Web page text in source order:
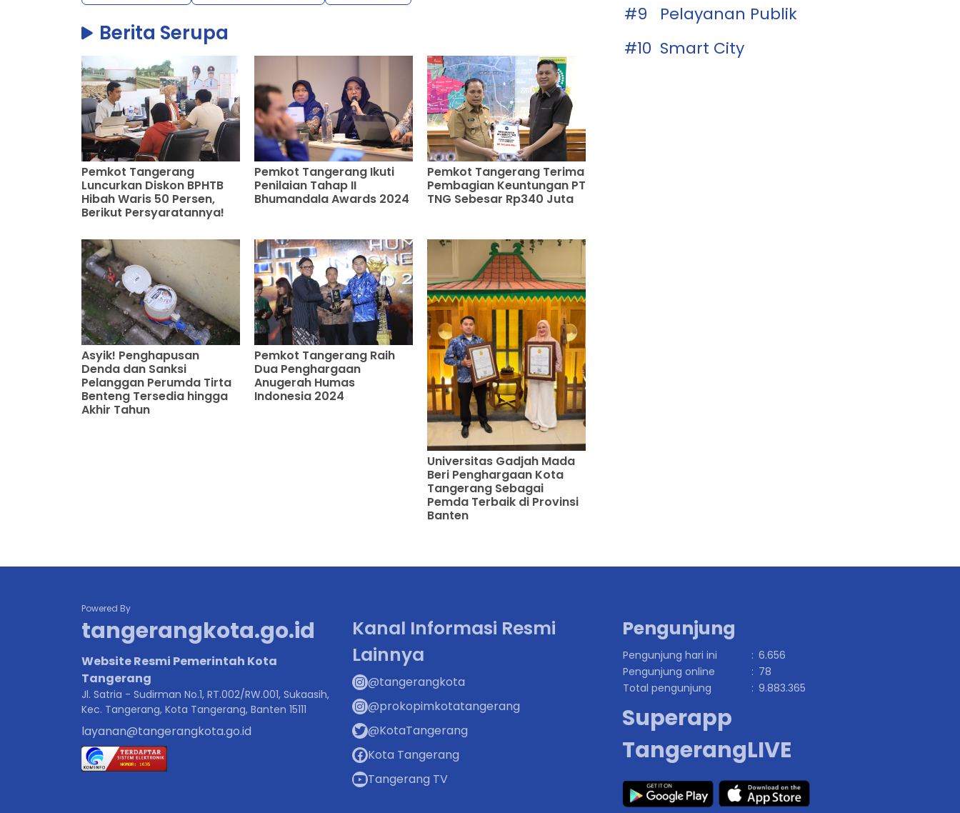
Berita Serupa
Pemkot Tangerang
Luncurkan Diskon BPHTB
Hibah Waris 50 Persen,
Berikut Persyaratannya!
Pemkot Tangerang Ikuti
Penilaian Tahap II
Bhumandala Awards 2024
Pemkot Tangerang Terima
Pembagian Keuntungan PT
TNG Sebesar Rp340 Juta
Asyik! Penghapusan
Denda dan Sanksi
Pelanggan Perumda Tirta
Benteng Tersedia hingga
Akhir Tahun
Pemkot Tangerang Raih
Dua Penghargaan
Anugerah Humas
Indonesia 2024
Universitas Gadjah Mada
Beri Penghargaan Kota
Tangerang Sebagai
Pemda Terbaik di Provinsi
Banten
#9
Pelayanan Publik
#10 Smart City
Powered By
tangerangkota.go.id
Website Resmi Pemerintah Kota
Tangerang
Jl. Satria - Sudirman No.1, RT.002/RW.001, Sukaasih,
Kec. Tangerang, Kota Tangerang, Banten 15111
layanan@tangerangkota.go.id
Kanal Informasi Resmi
Lainnya
@tangerangkota
@prokopimkotatangerang
@KotaTangerang
Kota Tangerang
Tangerang TV
Pengunjung
Pengunjung hari ini : 6.656
Pengunjung online
: 78
Total pengunjung
: 9.883.365
Superapp
TangerangLIVE